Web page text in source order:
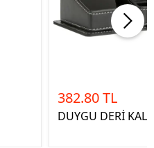
382.80 TL
DUYGU DERİ